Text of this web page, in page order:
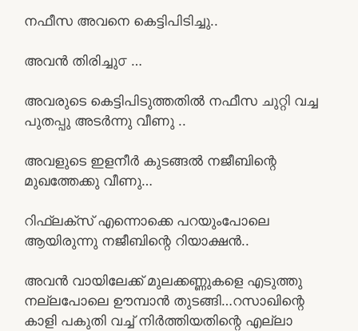
നഫീസ അവനെ കെട്ടിപിടിച്ചു..
അവൻ തിരിച്ചു൦ …
അവരുടെ കെട്ടിപിടുത്തതിൽ നഫീസ ചുറ്റി വച്ച
പുതപ്പു അടർന്നു വീണു ..
അവളുടെ ഇളനീർ കുടങ്ങൽ നജീബിന്റെ
മുഖത്തേക്കു വീണു…
റിഫ്ലക്സ്‌ എന്നൊക്കെ പറയുംപോലെ
ആയിരുന്നു നജീബിന്റെ റിയാക്ഷൻ..
അവൻ വായിലേക്ക് മുലക്കണ്ണുകളെ എടുത്തു
നല്ലപോലെ ഊമ്പാൻ തുടങ്ങി…റസാഖിന്റെ
കാളി പകുതി വച്ച് നിർത്തിയതിന്റെ എല്ലാ